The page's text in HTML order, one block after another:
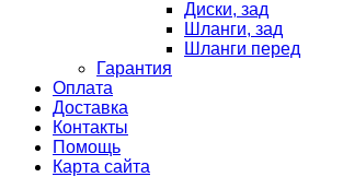
Диски, зад
Шланги, зад
Шланги перед
Гарантия
Оплата
Доставка
Контакты
Помощь
Карта сайта